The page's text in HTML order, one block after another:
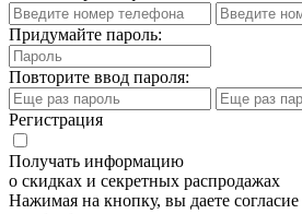
Придумайте пароль:
Повторите ввод пароля:
Регистрация
Получать информацию
о скидках и секретных распродажах
Нажимая на кнопку, вы даете согласие